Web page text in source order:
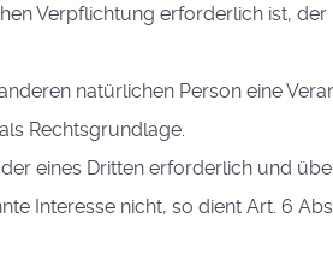
Verpflichtung erforderlich ist, der
natürlichen Person eine
Rechtsgrundlage.
eines Dritten erforderlich und
Interesse nicht, so dient Art. 6